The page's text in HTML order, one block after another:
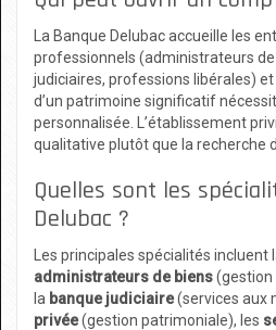
La Banque Delubac accueille les
professionnels (administrateurs
judiciaires, professions libérales)
d’un patrimoine significatif
personnalisée. L’établissement
qualitative plutôt que la recherche
Quelles sont les
Delubac ?
Les principales spécialités incluent
administrateurs de biens(gestion
la banque judiciaire(services aux
privée(gestion patrimoniale), les